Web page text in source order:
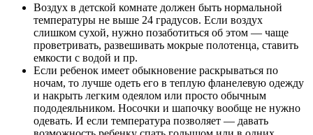
Воздух в детской комнате должен быть нормальной
температуры не выше 24 градусов. Если воздух
слишком сухой, нужно позаботиться об этом — чаще
проветривать, развешивать мокрые полотенца, ставить
емкости с водой и пр.
Если ребенок имеет обыкновение раскрываться по
ночам, то лучше одеть его в теплую фланелевую одежду
и накрыть легким одеялом или просто обычным
пододеяльником. Носочки и шапочку вообще не нужно
одевать. И если температура позволяет — давать